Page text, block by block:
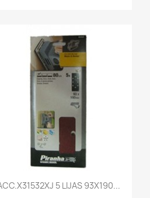
Vista rápida
5 LIJAS 93X190...